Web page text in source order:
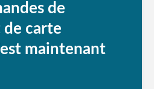
de
de carte
maintenant